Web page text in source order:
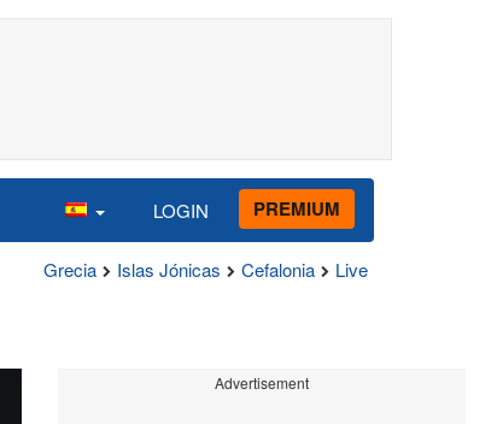
LOGIN PREMIUM
Grecia Islas Jónicas Cefalonia Live
Advertisement